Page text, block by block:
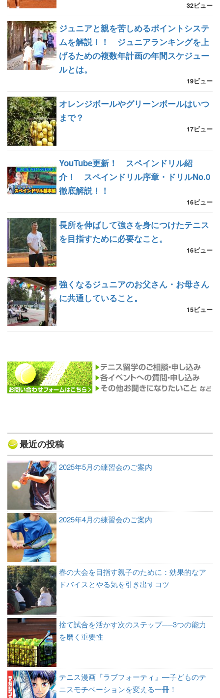
32ビュー
ジュニアと親を苦しめるポイントシステ
ムを解説！！ ジュニアランキングを上
げるための複数年計画の年間スケジュー
ルとは。
19ビュー
オレンジボールやグリーンボールはいつ
まで？
17ビュー
YouTube更新！ スペインドリル紹
介！ スペインドリル序章・ドリルNo.0
徹底解説！！
16ビュー
長所を伸ばして強さを身につけたテニス
を目指すために必要なこと。
16ビュー
強くなるジュニアのお父さん・お母さん
に共通していること。
15ビュー
最近の投稿
2025年5月の練習会のご案内
2025年4月の練習会のご案内
春の大会を目指す親子のために：効果的なア
ドバイスとやる気を引き出すコツ
捨て試合を活かす次のステップ──3つの能力
を磨く重要性
テニス漫画『ラブフォーティ』—子どものテ
ニスモチベーションを変える一冊！